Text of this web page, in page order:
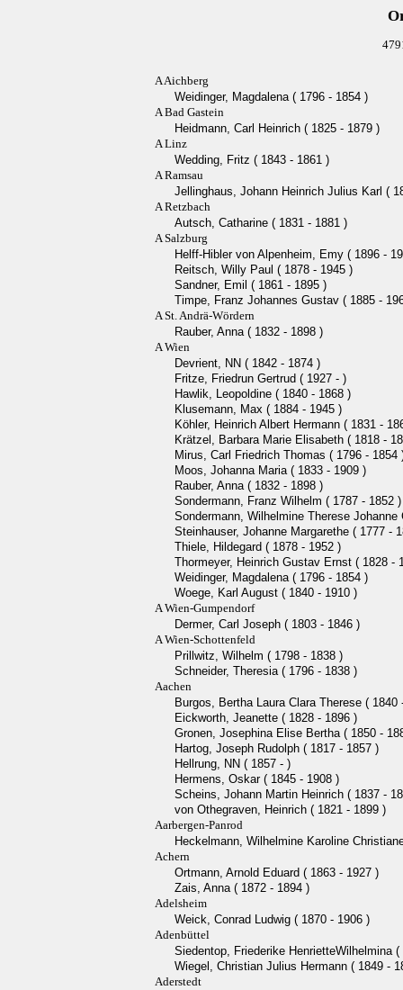
A Aichberg
Weidinger, Magdalena ( 1796 - 1854 )
A Bad Gastein
Heidmann, Carl Heinrich ( 1825 - 1879 )
A Linz
Wedding, Fritz ( 1843 - 1861 )
A Ramsau
Jellinghaus, Johann Heinrich Julius Karl (
A Retzbach
Autsch, Catharine ( 1831 - 1881 )
A Salzburg
Helff-Hibler von Alpenheim, Emy ( 1896 -
Reitsch, Willy Paul ( 1878 - 1945 )
Sandner, Emil ( 1861 - 1895 )
Timpe, Franz Johannes Gustav ( 1885 -
A St. Andrä-Wördern
Rauber, Anna ( 1832 - 1898 )
A Wien
Devrient, NN ( 1842 - 1874 )
Fritze, Friedrun Gertrud ( 1927 - )
Hawlik, Leopoldine ( 1840 - 1868 )
Klusemann, Max ( 1884 - 1945 )
Köhler, Heinrich Albert Hermann ( 1831 -
Krätzel, Barbara Marie Elisabeth ( 1818 -
Mirus, Carl Friedrich Thomas ( 1796 - 1854
Moos, Johanna Maria ( 1833 - 1909 )
Rauber, Anna ( 1832 - 1898 )
Sondermann, Franz Wilhelm ( 1787 - 1852 )
Sondermann, Wilhelmine Therese Johanne
Steinhauser, Johanne Margarethe ( 1777 -
Thiele, Hildegard ( 1878 - 1952 )
Thormeyer, Heinrich Gustav Ernst ( 1828 -
Weidinger, Magdalena ( 1796 - 1854 )
Woege, Karl August ( 1840 - 1910 )
A Wien-Gumpendorf
Dermer, Carl Joseph ( 1803 - 1846 )
A Wien-Schottenfeld
Prillwitz, Wilhelm ( 1798 - 1838 )
Schneider, Theresia ( 1796 - 1838 )
Aachen
Burgos, Bertha Laura Clara Therese ( 1840
Eickworth, Jeanette ( 1828 - 1896 )
Gronen, Josephina Elise Bertha ( 1850 -
Hartog, Joseph Rudolph ( 1817 - 1857 )
Hellrung, NN ( 1857 - )
Hermens, Oskar ( 1845 - 1908 )
Scheins, Johann Martin Heinrich ( 1837 -
von Othegraven, Heinrich ( 1821 - 1899 )
Aarbergen-Panrod
Heckelmann, Wilhelmine Karoline
Achern
Ortmann, Arnold Eduard ( 1863 - 1927 )
Zais, Anna ( 1872 - 1894 )
Adelsheim
Weick, Conrad Ludwig ( 1870 - 1906 )
Adenbüttel
Siedentop, Friederike HenrietteWilhelmina (
Wiegel, Christian Julius Hermann ( 1849 -
Aderstedt